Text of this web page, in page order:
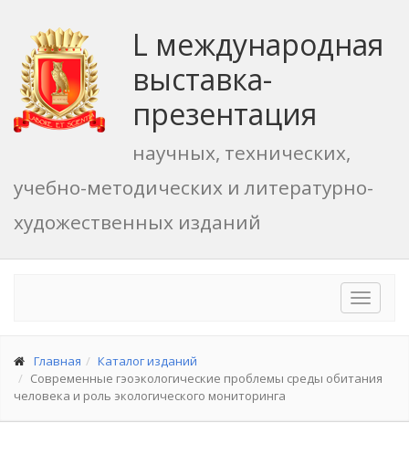
L международная
выставка-
презентация
научных, технических,
учебно-методических и литературно-
художественных изданий
Toggle
Главная
Каталог изданий
Современные гэоэкологические проблемы среды обитания
человека и роль экологического мониторинга